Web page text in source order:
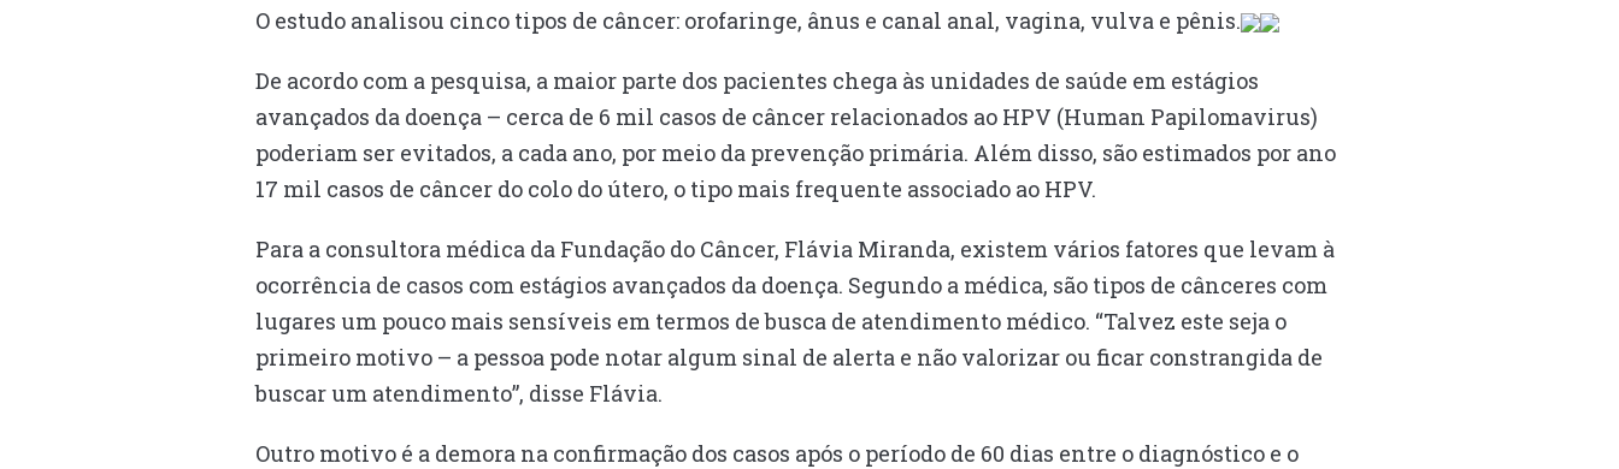
O estudo analisou cinco tipos de câncer: orofaringe, ânus e canal anal, vagina, vulva e pênis.
De acordo com a pesquisa, a maior parte dos pacientes chega às unidades de saúde em estágios
avançados da doença – cerca de 6 mil casos de câncer relacionados ao HPV (Human Papilomavirus)
poderiam ser evitados, a cada ano, por meio da prevenção primária. Além disso, são estimados por ano
17 mil casos de câncer do colo do útero, o tipo mais frequente associado ao HPV.
Para a consultora médica da Fundação do Câncer, Flávia Miranda, existem vários fatores que levam à
ocorrência de casos com estágios avançados da doença. Segundo a médica, são tipos de cânceres com
lugares um pouco mais sensíveis em termos de busca de atendimento médico. “Talvez este seja o
primeiro motivo – a pessoa pode notar algum sinal de alerta e não valorizar ou ficar constrangida de
buscar um atendimento”, disse Flávia.
Outro motivo é a demora na confirmação dos casos após o período de 60 dias entre o diagnóstico e o